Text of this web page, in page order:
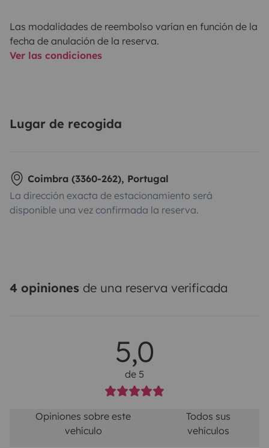
Las modalidades de reembolso varían en función de la
fecha de anulación de la reserva.
Ver las condiciones
Lugar de recogida
Coimbra (3360-262), Portugal
La dirección exacta de estacionamiento será
disponible una vez confirmada la reserva.
4 opiniones de una reserva verificada
5,0
de 5
Opiniones sobre este
vehículo
Todos sus
vehículos